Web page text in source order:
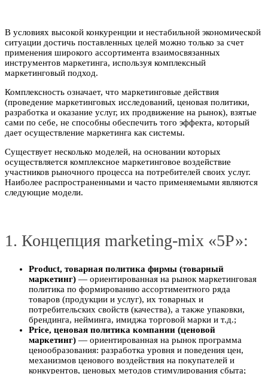
В условиях высокой конкуренции и нестабильной экономической
ситуации достичь поставленных целей можно только за счет
применения широкого ассортимента взаимосвязанных
инструментов маркетинга, используя комплексный
маркетинговый подход.
Комплексность означает, что маркетинговые действия
(проведение маркетинговых исследований, ценовая политики,
разработка и оказание услуг, их продвижение на рынок), взятые
сами по себе, не способны обеспечить того эффекта, который
дает осуществление маркетинга как системы.
Существует несколько моделей, на основании которых
осуществляется комплексное маркетинговое воздействие
участников рыночного процесса на потребителей своих услуг.
Наиболее распространенными и часто применяемыми являются
следующие модели.
1. Концепция marketing-mix «5Р»:
Product, товарная политика фирмы (товарный
маркетинг) — ориентированная на рынок маркетинговая
политика по формированию ассортиментного ряда
товаров (продукции и услуг), их товарных и
потребительских свойств (качества), а также упаковки,
брендинга, нейминга, имиджа торговой марки и т.д.;
Price, ценовая политика компании (ценовой
маркетинг) — ориентированная на рынок программа
ценообразования: разработка уровня и поведения цен,
механизмов ценового воздействия на покупателей и
конкурентов, ценовых методов стимулирования сбыта;